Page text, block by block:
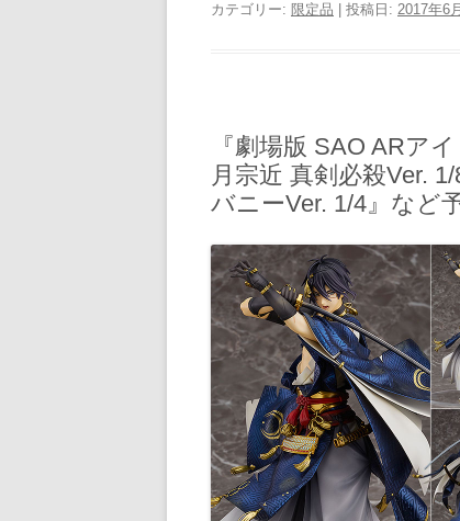
カテゴリー: 限定品 | 投稿日: 2017年6
『劇場版 SAO ARア
月宗近 真剣必殺Ver.
バニーVer. 1/4』など